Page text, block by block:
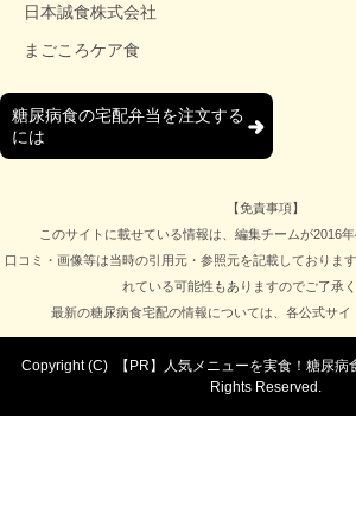
日本誠食株式会社
まごころケア食
糖尿病食の宅配弁当を注文する
には
【免責事項】
このサイトに載せている情報は、編集チームが2016年
口コミ・画像等は当時の引用元・参照元を記載しておりま
れている可能性もありますのでご了承く
最新の糖尿病食宅配の情報については、各公式サイ
Copyright (C) 【PR】人気メニューを実食！糖尿
Rights Reserved.